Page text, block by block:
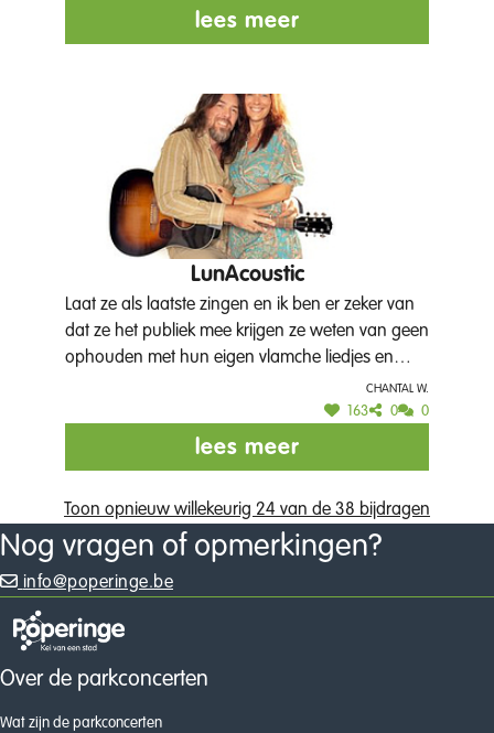
lees meer
LunAcoustic
Laat ze als laatste zingen en ik ben er zeker van
dat ze het publiek mee krijgen ze weten van geen
ophouden met hun eigen vlamche liedjes en
superveel covers ze zijn gewoon top en van
eigen streek ze zouden gewoon elk jaar in het
stadspark moeten staan.
Chantal W.
163 0 0
lees meer
Toon opnieuw willekeurig 24 van de 38 bijdragen
Nog vragen of opmerkingen?
info@poperinge.be
Over de parkconcerten
Wat zijn de parkconcerten